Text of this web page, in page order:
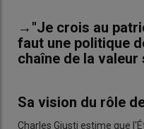
→"Je crois au
faut une politique
chaîne de la
Sa vision du rôle
Charles Giusti estime que